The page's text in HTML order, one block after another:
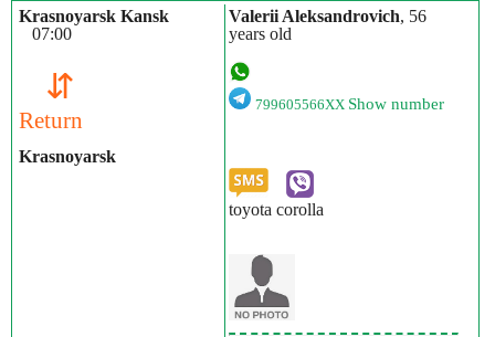
Krasnoyarsk Kansk
07:00
⇵
Return
Krasnoyarsk
Valerii Aleksandrovich, 56
years old
799605566XX Show number
toyota corolla